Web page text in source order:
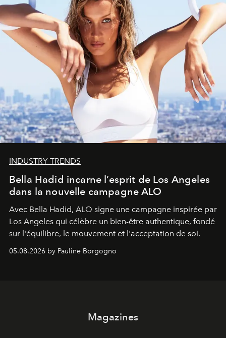
INDUSTRY TRENDS
Bella Hadid incarne l’esprit de Los Angeles
dans la nouvelle campagne ALO
Avec Bella Hadid, ALO signe une campagne inspirée par
Los Angeles qui célèbre un bien-être authentique, fondé
sur l'équilibre, le mouvement et l'acceptation de soi.
05.08.2026 by Pauline Borgogno
Magazines